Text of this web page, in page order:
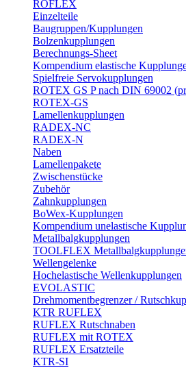
ROFLEX
Einzelteile
Baugruppen/Kupplungen
Bolzenkupplungen
Berechnungs-Sheet
Kompendium elastische
Spielfreie Servokupplungen
ROTEX GS P nach DIN 69002
ROTEX-GS
Lamellenkupplungen
RADEX-NC
RADEX-N
Naben
Lamellenpakete
Zwischenstücke
Zubehör
Zahnkupplungen
BoWex-Kupplungen
Kompendium unelastische
Metallbalgkupplungen
TOOLFLEX
Wellengelenke
Hochelastische Wellenkupplungen
EVOLASTIC
Drehmomentbegrenzer /
KTR RUFLEX
RUFLEX Rutschnaben
RUFLEX mit ROTEX
RUFLEX Ersatzteile
KTR-SI